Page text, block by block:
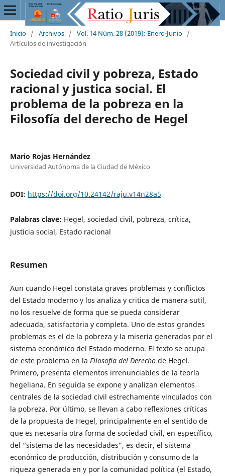
Inicio / Archivos / Vol. 14 Núm. 28 (2019): Enero-Junio /
Artículos de investigación
Sociedad civil y pobreza, Estado
racional y justica social. El
problema de la pobreza en la
Filosofía del derecho de Hegel
Mario Rojas Hernández
Universidad Autónoma de la Ciudad de México
DOI: https://doi.org/10.24142/raju.v14n28a5
Palabras clave: Hegel, sociedad civil, pobreza, crítica,
justicia social, Estado racional
Resumen
Aun cuando Hegel constata graves problemas y conflictos
del Estado moderno y los analiza y critica de manera sutil,
no los resuelve de forma que se pueda considerar
adecuada, satisfactoria y completa. Uno de estos grandes
problemas es el de la pobreza y la miseria generadas por el
sistema económico del Estado moderno. El texto se ocupa
de este problema en la Filosofía del Derechode Hegel.
Primero, presenta elementos irrenunciables de la teoría
hegeliana. En seguida se expone y analizan elementos
centrales de la sociedad civil estrechamente vinculados con
la pobreza. Por último, se llevan a cabo reflexiones críticas
de la propuesta de Hegel, principalmente en el sentido de
que es necesaria otra forma de sociedad civil, en específico,
del “sistema de las necesidades”, es decir, el sistema
económico de producción, distribución y consumo de la
riqueza generada en y por la comunidad política (el Estado,